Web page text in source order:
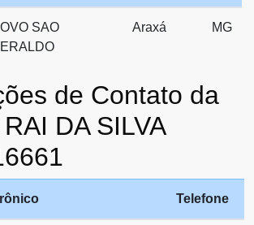
SAO
Araxá MG
de Contato da
DA SILVA
Telefone